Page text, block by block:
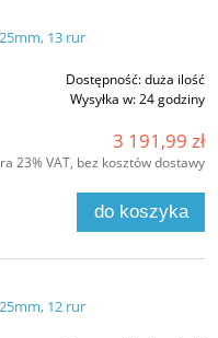
13 rur
Dostępność:duża ilość
Wysyłka w:24 godziny
3 191,99 zł
23% VAT, bez kosztów dostawy
do koszyka
12 rur